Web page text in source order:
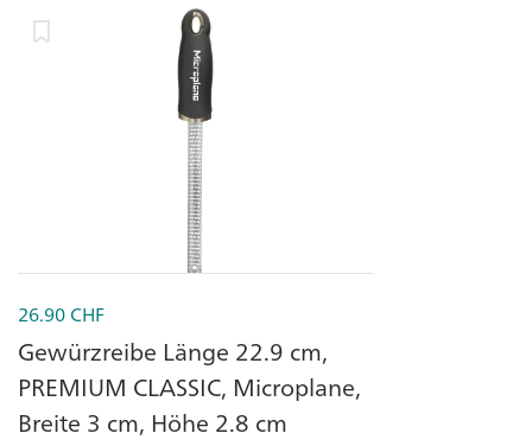
26.90CHF
Gewürzreibe Länge 22.9 cm,
PREMIUM CLASSIC, Microplane,
Breite 3 cm, Höhe 2.8 cm